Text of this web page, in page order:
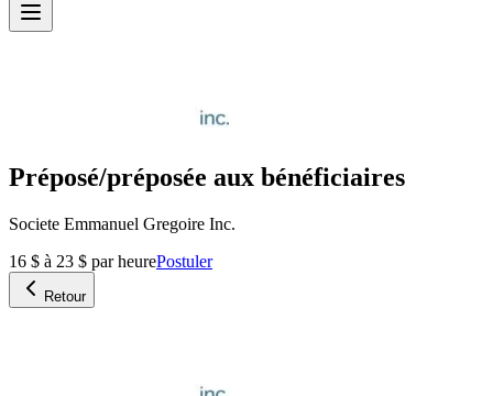
Préposé/préposée aux bénéficiaires
Societe Emmanuel Gregoire Inc.
16 $ à 23 $ par heurePostuler
Retour